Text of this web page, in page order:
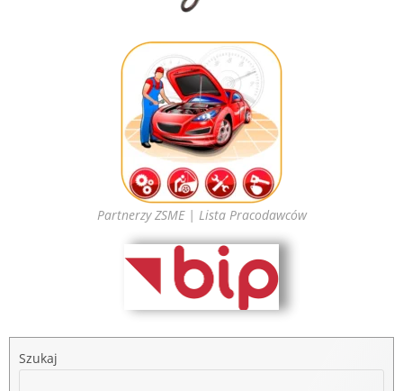
Partnerzy ZSME | Lista Pracodawców
Szukaj